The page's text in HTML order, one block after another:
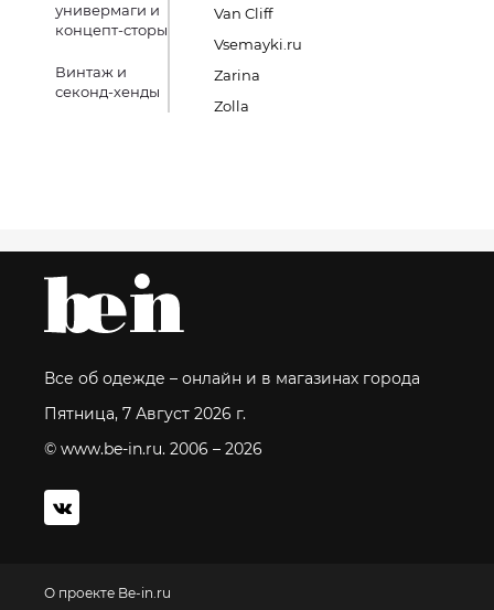
универмаги и
концепт-сторы
Винтаж и
секонд-хенды
Van Cliff
Vsemayki.ru
Zarina
Zolla
Все об одежде – онлайн и в магазинах города
Пятница, 7 Август 2026 г.
© www.be-in.ru. 2006 – 2026
О проекте Be-in.ru